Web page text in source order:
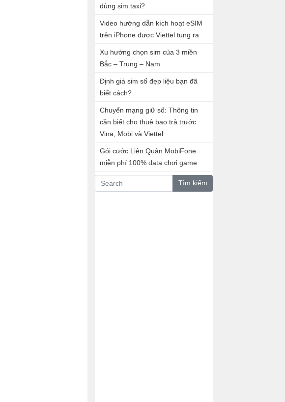
dùng sim taxi?
Video hướng dẫn kích hoạt eSIM
trên iPhone được Viettel tung ra
Xu hướng chọn sim của 3 miền
Bắc – Trung – Nam
Định giá sim số đẹp liệu bạn đã
biết cách?
Chuyển mạng giữ số: Thông tin
cần biết cho thuê bao trả trước
Vina, Mobi và Viettel
Gói cước Liên Quân MobiFone
miễn phí 100% data chơi game
Tìm kiếm